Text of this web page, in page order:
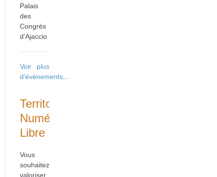
Palais
des
Congrès
d'Ajaccio
Voir plus
d'événements
Territoire
Numérique
Libre
Vous
souhaitez
valoriser